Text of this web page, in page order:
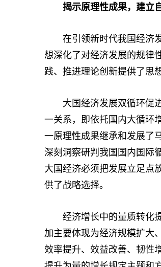
揭示原理性成果，建立
在引领新时代我国经济发
想深化了对经济发展的规律
践、推进理论创新提供了思
大国经济发展双循环促进
一关系，即依托国内大循环
一原理性成果继承和发展了
深刻洞察研判我国国内国际
大国经济必须把发展立足点
供了战略选择。
经济增长中的量质转化提
加主要体现为经济规模扩大
效率提升、效益改善、韧性